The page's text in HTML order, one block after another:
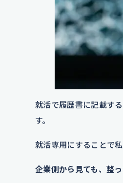
就活で履歴書に記載す
す。
就活専用にすることで
企業側から見ても、整